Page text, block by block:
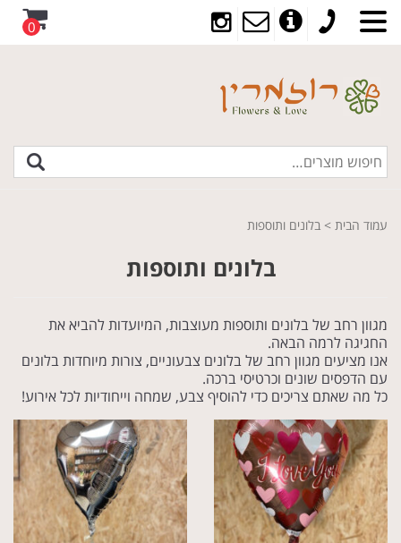
0
עמוד הבית > בלונים ותוספות
בלונים ותוספות
מגוון רחב של בלונים ותוספות מעוצבות, המיועדות להביא את
החגיגה לרמה הבאה.
אנו מציעים מגוון רחב של בלונים צבעוניים, צורות מיוחדות בלונים
עם הדפסים שונים וכרטיסי ברכה.
כל מה שאתם צריכים כדי להוסיף צבע, שמחה וייחודיות לכל אירוע!